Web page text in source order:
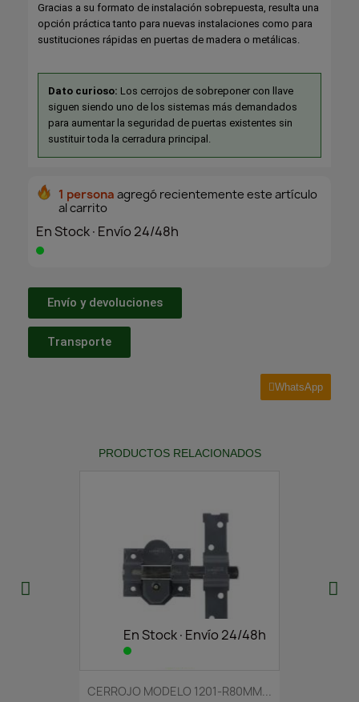
Gracias a su formato de instalación sobrepuesta, resulta una
opción práctica tanto para nuevas instalaciones como para
sustituciones rápidas en puertas de madera o metálicas.
Dato curioso: Los cerrojos de sobreponer con llave
siguen siendo uno de los sistemas más demandados
para aumentar la seguridad de puertas existentes sin
sustituir toda la cerradura principal.
1 persona agregó recientemente este artículo
al carrito
En Stock·Envío 24/48h
Envío y devoluciones
Transporte
WhatsApp
PRODUCTOS RELACIONADOS
En Stock·Envío 24/48h
CERROJO MODELO 1201-R80MM...